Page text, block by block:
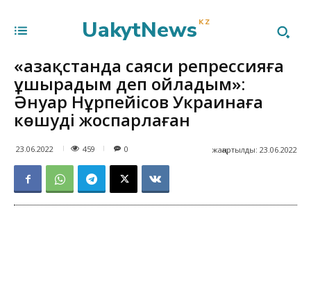
UakytNews KZ
«Қазақстанда саяси репрессияға
ұшырадым деп ойладым»:
Әнуар Нұрпейісов Украинаға
көшуді жоспарлаған
23.06.2022 459 жаңартылды: 23.06.2022
0